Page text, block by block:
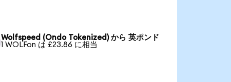
Wolfspeed (Ondo Tokenized) から 英ポンド
1 WOLFon は £23.86 に相当